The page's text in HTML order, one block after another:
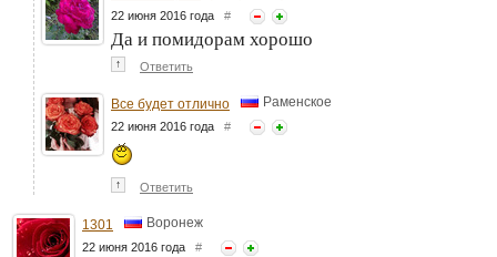
22 июня 2016 года #
Да и помидорам хорошо
↑ Ответить
Все будет отлично Раменское
22 июня 2016 года #
↑ Ответить
1301 Воронеж
22 июня 2016 года #